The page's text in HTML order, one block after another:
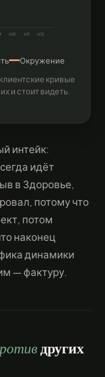
Н10 Н11 Н12
Окружение
кривые
и стоит видеть.
интейк:
идёт
в Здоровье,
потому что
потом
наконец
динамики
— фактуру.
других